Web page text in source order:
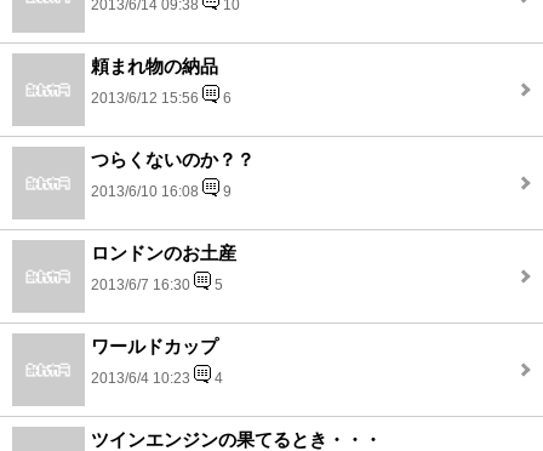
2013/6/14 09:38 10
頼まれ物の納品
2013/6/12 15:56 6
つらくないのか？？
2013/6/10 16:08 9
ロンドンのお土産
2013/6/7 16:30 5
ワールドカップ
2013/6/4 10:23 4
ツインエンジンの果てるとき・・・